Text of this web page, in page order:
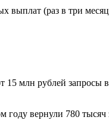
(раз в три
млн рублей
вернули 780 тысяч